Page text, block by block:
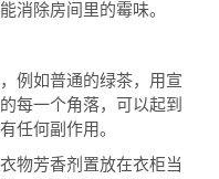
消除房间里的霉味。
例如普通的绿茶，用宣
每一个角落，可以起到
任何副作用。
物芳香剂置放在衣柜当